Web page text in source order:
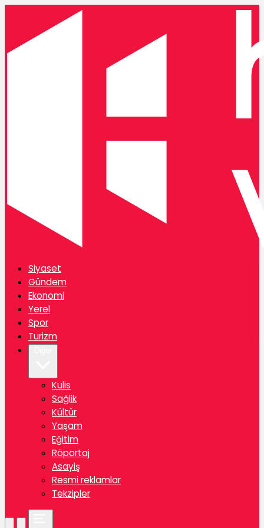
Siyaset
Gündem
Ekonomi
Yerel
Spor
Turizm
Kulis
Sağlik
Kültür
Yaşam
Eğitim
Röportaj
Asayiş
Resmi reklamlar
Tekzipler